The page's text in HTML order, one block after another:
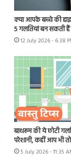
क्या आपके बच्चे की
5 गलतियां बन सकती
12 July 2026 - 6:38
बाथरूम की ये छोटी
परेशानी, कहीं आप भी
5 July 2026 - 11:35